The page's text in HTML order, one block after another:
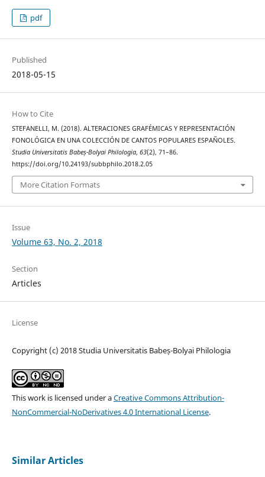
pdf
Published
2018-05-15
How to Cite
STEFANELLI, M. (2018). ALTERACIONES GRAFÉMICAS Y REPRESENTACIÓN
FONOLÓGICA EN UNA COLECCIÓN DE CANTOS POPULARES ESPAÑOLES.
Studia Universitatis Babeș-Bolyai Philologia, 63(2), 71–86.
https://doi.org/10.24193/subbphilo.2018.2.05
More Citation Formats
Issue
Volume 63, No. 2, 2018
Section
Articles
License
Copyright (c) 2018 Studia Universitatis Babeș-Bolyai Philologia
This work is licensed under aCreative Commons Attribution-
NonCommercial-NoDerivatives 4.0 International License.
Similar Articles